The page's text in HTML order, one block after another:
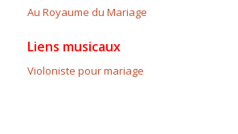
Au Royaume du Mariage
Liens musicaux
Violoniste pour mariage